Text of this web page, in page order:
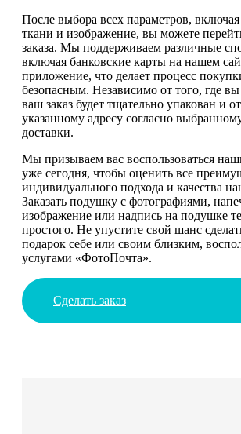
После выбора всех параметров,
ткани и изображение, вы можете
заказа. Мы поддерживаем различные
включая банковские карты на нашем
приложение, что делает процесс
безопасным. Независимо от того, где вы
ваш заказ будет тщательно упакован и
указанному адресу согласно
доставки.
Мы призываем вас воспользоваться
уже сегодня, чтобы оценить все
индивидуального подхода и качества
Заказать подушку с фотографиями,
изображение или надпись на подушке
простого. Не упустите свой шанс
подарок себе или своим близким,
услугами «ФотоПочта».
Сделать заказ